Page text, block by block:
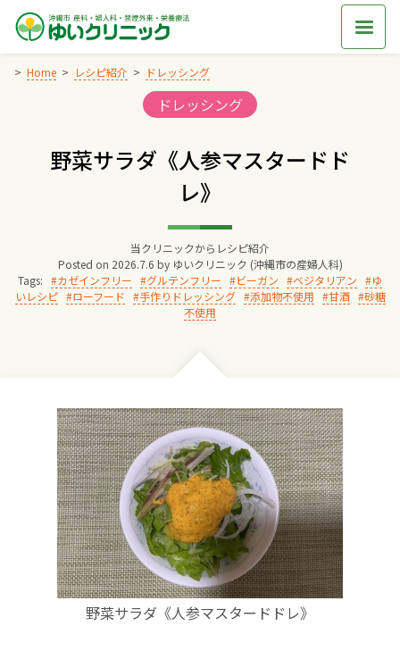
Skip
content
Home レシピ紹介 ドレッシング
Categories:
ドレッシング
野菜サラダ《人参マスタードド
レ》
当クリニックからレシピ紹介
Posted on 2026.7.6 by ゆいクリニック (沖縄市の産婦人科)
Tags:
カゼインフリー グルテンフリー ビーガン ベジタリアン
ゆ
いレシピ
ローフード 手作りドレッシング 添加物不使用 甘酒
砂糖
不使用
野菜サラダ《人参マスタードドレ》
交通アクセス
院長からのごあいさつ
ゆいクリニックの経営理念
お産について
親と子の結びつき支援
母乳育児
予防接種